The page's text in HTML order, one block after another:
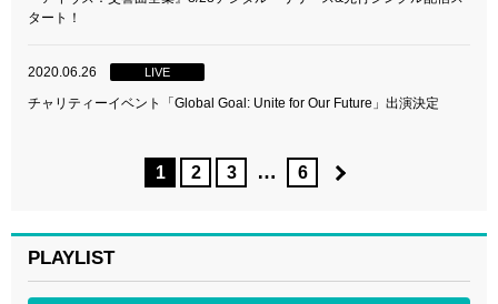
タート！
2020.06.26 LIVE
チャリティーイベント「Global Goal: Unite for Our Future」出演決定
1 2 3 … 6
PLAYLIST